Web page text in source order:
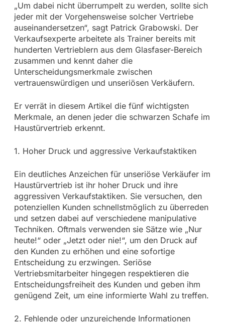
„Um dabei nicht überrumpelt zu werden, sollte sich
jeder mit der Vorgehensweise solcher Vertriebe
auseinandersetzen“, sagt Patrick Grabowski. Der
Verkaufsexperte arbeitete als Trainer bereits mit
hunderten Vertrieblern aus dem Glasfaser-Bereich
zusammen und kennt daher die
Unterscheidungsmerkmale zwischen
vertrauenswürdigen und unseriösen Verkäufern.
Er verrät in diesem Artikel die fünf wichtigsten
Merkmale, an denen jeder die schwarzen Schafe im
Haustürvertrieb erkennt.
1. Hoher Druck und aggressive Verkaufstaktiken
Ein deutliches Anzeichen für unseriöse Verkäufer im
Haustürvertrieb ist ihr hoher Druck und ihre
aggressiven Verkaufstaktiken. Sie versuchen, den
potenziellen Kunden schnellstmöglich zu überreden
und setzen dabei auf verschiedene manipulative
Techniken. Oftmals verwenden sie Sätze wie „Nur
heute!“ oder „Jetzt oder nie!“, um den Druck auf
den Kunden zu erhöhen und eine sofortige
Entscheidung zu erzwingen. Seriöse
Vertriebsmitarbeiter hingegen respektieren die
Entscheidungsfreiheit des Kunden und geben ihm
genügend Zeit, um eine informierte Wahl zu treffen.
2. Fehlende oder unzureichende Informationen